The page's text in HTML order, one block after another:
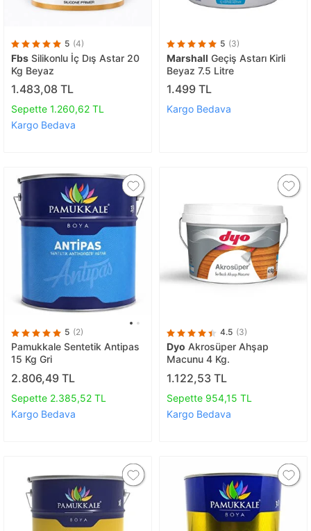
5 (4)
Fbs Silikonlu İç Dış Astar 20
Kg Beyaz
1.483,08 TL
Sepette 1.260,62 TL
Kargo Bedava
5 (3)
Marshall Geçiş Astarı Kirli
Beyaz 7.5 Litre
1.499 TL
Kargo Bedava
5 (2)
Pamukkale Sentetik Antipas
15 Kg Gri
2.806,49 TL
Sepette 2.385,52 TL
Kargo Bedava
4.5 (3)
Dyo Akrosüper Ahşap
Macunu 4 Kg.
1.122,53 TL
Sepette 954,15 TL
Kargo Bedava